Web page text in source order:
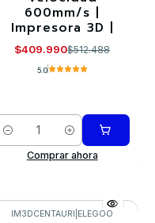
600mm/s |
Impresora 3D |
$409.990$512.488
5.0
Cantidad
Comprar ahora
IM3DCENTAURI ELEGOO